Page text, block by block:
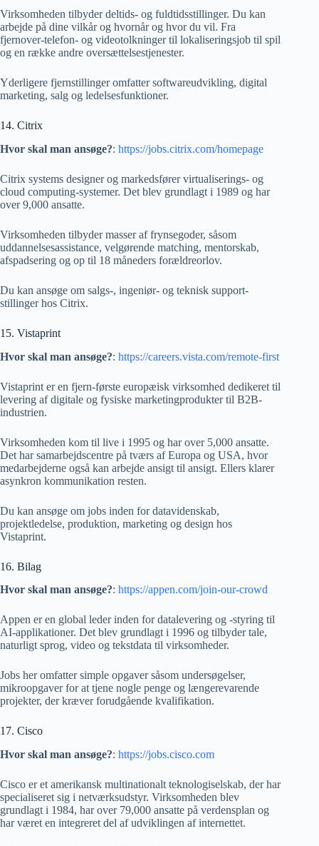
Virksomheden tilbyder deltids- og fuldtidsstillinger. Du kan
arbejde på dine vilkår og hvornår og hvor du vil. Fra
fjernover-telefon- og videotolkninger til lokaliseringsjob til spil
og en række andre oversættelsestjenester.
Yderligere fjernstillinger omfatter softwareudvikling, digital
marketing, salg og ledelsesfunktioner.
14. Citrix
Hvor skal man ansøge?: https://jobs.citrix.com/homepage
Citrix systems designer og markedsfører virtualiserings- og
cloud computing-systemer. Det blev grundlagt i 1989 og har
over 9,000 ansatte.
Virksomheden tilbyder masser af frynsegoder, såsom
uddannelsesassistance, velgørende matching, mentorskab,
afspadsering og op til 18 måneders forældreorlov.
Du kan ansøge om salgs-, ingeniør- og teknisk support-
stillinger hos Citrix.
15. Vistaprint
Hvor skal man ansøge?: https://careers.vista.com/remote-first
Vistaprint er en fjern-første europæisk virksomhed dedikeret til
levering af digitale og fysiske marketingprodukter til B2B-
industrien.
Virksomheden kom til live i 1995 og har over 5,000 ansatte.
Det har samarbejdscentre på tværs af Europa og USA, hvor
medarbejderne også kan arbejde ansigt til ansigt. Ellers klarer
asynkron kommunikation resten.
Du kan ansøge om jobs inden for datavidenskab,
projektledelse, produktion, marketing og design hos
Vistaprint.
16. Bilag
Hvor skal man ansøge?: https://appen.com/join-our-crowd
Appen er en global leder inden for datalevering og -styring til
AI-applikationer. Det blev grundlagt i 1996 og tilbyder tale,
naturligt sprog, video og tekstdata til virksomheder.
Jobs her omfatter simple opgaver såsom undersøgelser,
mikroopgaver for at tjene nogle penge og længerevarende
projekter, der kræver forudgående kvalifikation.
17. Cisco
Hvor skal man ansøge?: https://jobs.cisco.com
Cisco er et amerikansk multinationalt teknologiselskab, der har
specialiseret sig i netværksudstyr. Virksomheden blev
grundlagt i 1984, har over 79,000 ansatte på verdensplan og
har været en integreret del af udviklingen af ​​internettet.